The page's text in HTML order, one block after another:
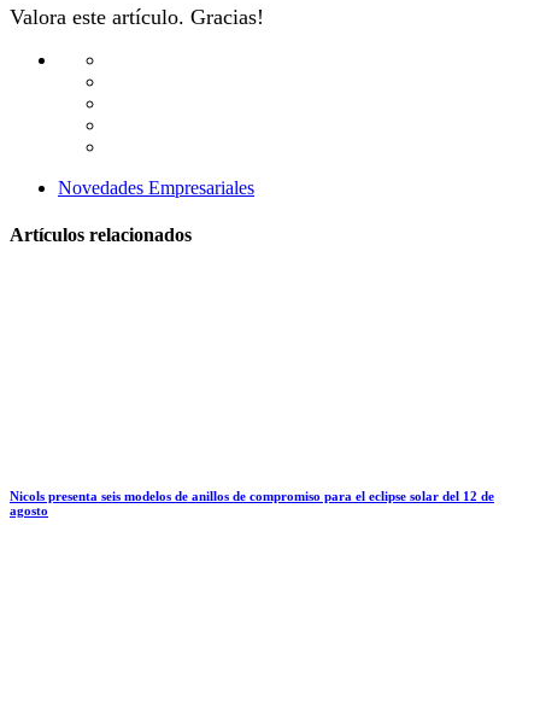
Valora este artículo. Gracias!
Novedades Empresariales
Artículos relacionados
Nicols presenta seis modelos de anillos de compromiso para el eclipse solar del 12 de
agosto